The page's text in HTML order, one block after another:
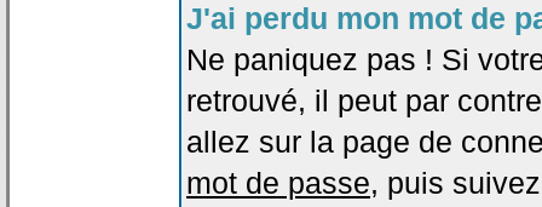
J'ai perdu mon mot de
Ne paniquez pas ! Si
retrouvé, il peut par
allez sur la page de
mot de passe, puis